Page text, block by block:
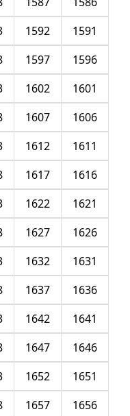
1591
1592
1596
1597
1601
1602
1606
1607
1611
1612
1616
1617
1621
1622
1626
1627
1631
1632
1636
1637
1641
1642
1646
1647
1651
1652
1656
1657